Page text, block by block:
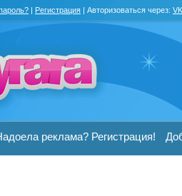
| Регистрация | Авторизоваться через: VK
реклама? Регистрация!